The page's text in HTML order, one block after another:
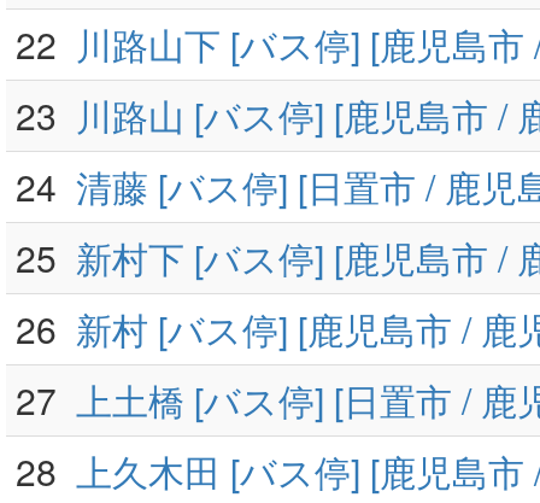
22 川路山下 [バス停] [鹿児島市
23 川路山 [バス停] [鹿児島市 /
24 清藤 [バス停] [日置市 / 鹿児
25 新村下 [バス停] [鹿児島市 /
26 新村 [バス停] [鹿児島市 / 鹿
27 上土橋 [バス停] [日置市 / 鹿
28 上久木田 [バス停] [鹿児島市